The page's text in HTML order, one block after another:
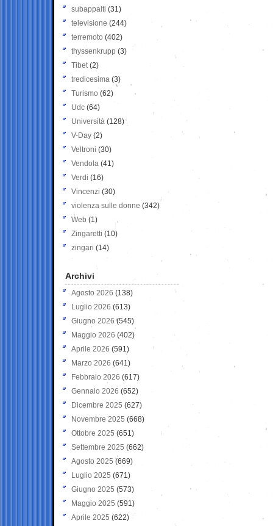
subappalti (31)
televisione(244)
terremoto (402)
thyssenkrupp (3)
Tibet(2)
tredicesima (3)
Turismo (62)
Udc (64)
Università (128)
V-Day (2)
Veltroni (30)
Vendola (41)
Verdi (16)
Vincenzi (30)
violenza sulle donne (342)
Web (1)
Zingaretti (10)
zingari (14)
Archivi
Agosto 2026 (138)
Luglio 2026 (613)
Giugno 2026 (545)
Maggio 2026 (402)
Aprile 2026 (591)
Marzo 2026 (641)
Febbraio 2026 (617)
Gennaio 2026 (652)
Dicembre 2025 (627)
Novembre 2025 (668)
Ottobre 2025 (651)
Settembre 2025 (662)
Agosto 2025 (669)
Luglio 2025 (671)
Giugno 2025 (573)
Maggio 2025 (591)
Aprile 2025 (622)